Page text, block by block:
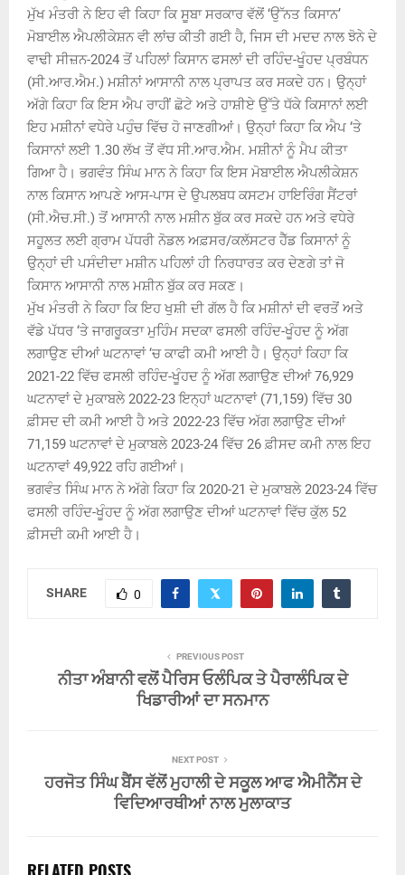
ਮੁੱਖ ਮੰਤਰੀ ਨੇ ਇਹ ਵੀ ਕਿਹਾ ਕਿ ਸੂਬਾ ਸਰਕਾਰ ਵੱਲੋਂ ‘ਉੱਨਤ ਕਿਸਾਨ’
ਮੋਬਾਈਲ ਐਪਲੀਕੇਸ਼ਨ ਵੀ ਲਾਂਚ ਕੀਤੀ ਗਈ ਹੈ, ਜਿਸ ਦੀ ਮਦਦ ਨਾਲ ਝੋਨੇ ਦੇ
ਵਾਢੀ ਸੀਜ਼ਨ-2024 ਤੋਂ ਪਹਿਲਾਂ ਕਿਸਾਨ ਫਸਲਾਂ ਦੀ ਰਹਿੰਦ-ਖੂੰਹਦ ਪ੍ਰਬੰਧਨ
(ਸੀ.ਆਰ.ਐਮ.) ਮਸ਼ੀਨਾਂ ਆਸਾਨੀ ਨਾਲ ਪ੍ਰਾਪਤ ਕਰ ਸਕਦੇ ਹਨ। ਉਨ੍ਹਾਂ
ਅੱਗੇ ਕਿਹਾ ਕਿ ਇਸ ਐਪ ਰਾਹੀਂ ਛੋਟੇ ਅਤੇ ਹਾਸ਼ੀਏ ਉੱਤੇ ਧੱਕੇ ਕਿਸਾਨਾਂ ਲਈ
ਇਹ ਮਸ਼ੀਨਾਂ ਵਧੇਰੇ ਪਹੁੰਚ ਵਿੱਚ ਹੋ ਜਾਣਗੀਆਂ। ਉਨ੍ਹਾਂ ਕਿਹਾ ਕਿ ਐਪ ‘ਤੇ
ਕਿਸਾਨਾਂ ਲਈ 1.30 ਲੱਖ ਤੋਂ ਵੱਧ ਸੀ.ਆਰ.ਐਮ. ਮਸ਼ੀਨਾਂ ਨੂੰ ਮੈਪ ਕੀਤਾ
ਗਿਆ ਹੈ। ਭਗਵੰਤ ਸਿੰਘ ਮਾਨ ਨੇ ਕਿਹਾ ਕਿ ਇਸ ਮੋਬਾਈਲ ਐਪਲੀਕੇਸ਼ਨ
ਨਾਲ ਕਿਸਾਨ ਆਪਣੇ ਆਸ-ਪਾਸ ਦੇ ਉਪਲਬਧ ਕਸਟਮ ਹਾਇਰਿੰਗ ਸੈਂਟਰਾਂ
(ਸੀ.ਐਚ.ਸੀ.) ਤੋਂ ਆਸਾਨੀ ਨਾਲ ਮਸ਼ੀਨ ਬੁੱਕ ਕਰ ਸਕਦੇ ਹਨ ਅਤੇ ਵਧੇਰੇ
ਸਹੂਲਤ ਲਈ ਗ੍ਰਾਮ ਪੱਧਰੀ ਨੋਡਲ ਅਫ਼ਸਰ/ਕਲੱਸਟਰ ਹੈੱਡ ਕਿਸਾਨਾਂ ਨੂੰ
ਉਨ੍ਹਾਂ ਦੀ ਪਸੰਦੀਦਾ ਮਸ਼ੀਨ ਪਹਿਲਾਂ ਹੀ ਨਿਰਧਾਰਤ ਕਰ ਦੇਣਗੇ ਤਾਂ ਜੋ
ਕਿਸਾਨ ਆਸਾਨੀ ਨਾਲ ਮਸ਼ੀਨ ਬੁੱਕ ਕਰ ਸਕਣ।
ਮੁੱਖ ਮੰਤਰੀ ਨੇ ਕਿਹਾ ਕਿ ਇਹ ਖੁਸ਼ੀ ਦੀ ਗੱਲ ਹੈ ਕਿ ਮਸ਼ੀਨਾਂ ਦੀ ਵਰਤੋਂ ਅਤੇ
ਵੱਡੇ ਪੱਧਰ ‘ਤੇ ਜਾਗਰੂਕਤਾ ਮੁਹਿੰਮ ਸਦਕਾ ਫਸਲੀ ਰਹਿੰਦ-ਖੂੰਹਦ ਨੂੰ ਅੱਗ
ਲਗਾਉਣ ਦੀਆਂ ਘਟਨਾਵਾਂ ‘ਚ ਕਾਫੀ ਕਮੀ ਆਈ ਹੈ। ਉਨ੍ਹਾਂ ਕਿਹਾ ਕਿ
2021-22 ਵਿੱਚ ਫਸਲੀ ਰਹਿੰਦ-ਖੂੰਹਦ ਨੂੰ ਅੱਗ ਲਗਾਉਣ ਦੀਆਂ 76,929
ਘਟਨਾਵਾਂ ਦੇ ਮੁਕਾਬਲੇ 2022-23 ਇਨ੍ਹਾਂ ਘਟਨਾਵਾਂ (71,159) ਵਿੱਚ 30
ਫ਼ੀਸਦ ਦੀ ਕਮੀ ਆਈ ਹੈ ਅਤੇ 2022-23 ਵਿੱਚ ਅੱਗ ਲਗਾਉਣ ਦੀਆਂ
71,159 ਘਟਨਾਵਾਂ ਦੇ ਮੁਕਾਬਲੇ 2023-24 ਵਿੱਚ 26 ਫ਼ੀਸਦ ਕਮੀ ਨਾਲ ਇਹ
ਘਟਨਾਵਾਂ 49,922 ਰਹਿ ਗਈਆਂ।
ਭਗਵੰਤ ਸਿੰਘ ਮਾਨ ਨੇ ਅੱਗੇ ਕਿਹਾ ਕਿ 2020-21 ਦੇ ਮੁਕਾਬਲੇ 2023-24 ਵਿੱਚ
ਫਸਲੀ ਰਹਿੰਦ-ਖੂੰਹਦ ਨੂੰ ਅੱਗ ਲਗਾਉਣ ਦੀਆਂ ਘਟਨਾਵਾਂ ਵਿੱਚ ਕੁੱਲ 52
ਫ਼ੀਸਦੀ ਕਮੀ ਆਈ ਹੈ।
SHARE 0
PREVIOUS POST
ਨੀਤਾ ਅੰਬਾਨੀ ਵਲੋਂ ਪੈਰਿਸ ਓਲੰਪਿਕ ਤੇ ਪੈਰਾਲੰਪਿਕ ਦੇ
ਖਿਡਾਰੀਆਂ ਦਾ ਸਨਮਾਨ
NEXT POST
ਹਰਜੋਤ ਸਿੰਘ ਬੈਂਸ ਵੱਲੋਂ ਮੁਹਾਲੀ ਦੇ ਸਕੂਲ ਆਫ ਐਮੀਨੈਂਸ ਦੇ
ਵਿਦਿਆਰਥੀਆਂ ਨਾਲ ਮੁਲਾਕਾਤ